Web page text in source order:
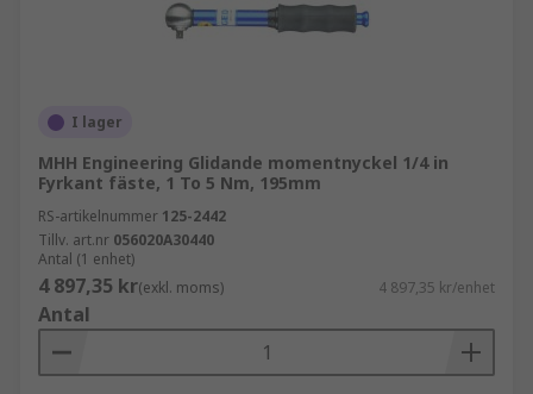
I lager
MHH Engineering Glidande momentnyckel 1/4 in
Fyrkant fäste, 1 To 5 Nm, 195mm
RS-artikelnummer 125-2442
Tillv. art.nr 056020A30440
Antal (1 enhet)
4 897,35 kr(exkl. moms) 4 897,35 kr/enhet
Antal